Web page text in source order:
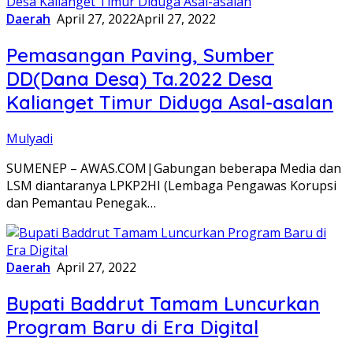
Daerah April 27, 2022April 27, 2022
Pemasangan Paving, Sumber
DD(Dana Desa) Ta.2022 Desa
Kalianget Timur Diduga Asal-asalan
Mulyadi
SUMENEP – AWAS.COM|Gabungan beberapa Media dan
LSM diantaranya LPKP2HI (Lembaga Pengawas Korupsi
dan Pemantau Penegak…
Daerah April 27, 2022
Bupati Baddrut Tamam Luncurkan
Program Baru di Era Digital